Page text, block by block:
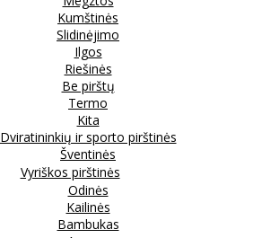
Kumštinės
Slidinėjimo
Ilgos
Riešinės
Be pirštų
Termo
Kita
Dviratininkių ir sporto pirštinės
Šventinės
Vyriškos pirštinės
Odinės
Kailinės
Bambukas